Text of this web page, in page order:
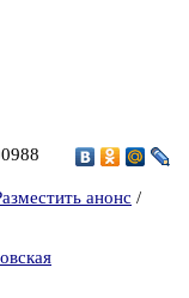
анонс /